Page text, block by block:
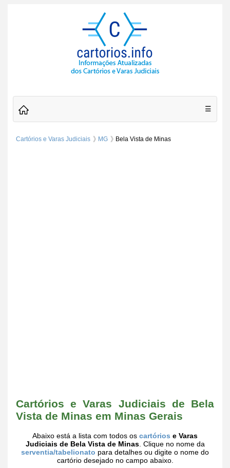
☰
Cartórios e Varas Judiciais MG Bela Vista de Minas
Cartórios e Varas Judiciais de Bela
Vista de Minas em Minas Gerais
Abaixo está a lista com todos os cartórios e Varas
Judiciais de Bela Vista de Minas. Clique no nome da
serventia/tabelionato para detalhes ou digite o nome do
cartório desejado no campo abaixo.